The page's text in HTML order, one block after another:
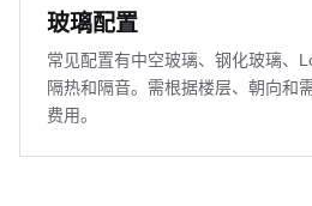
玻璃配置
常见配置有中空玻璃、钢化玻璃、
隔热和隔音。需根据楼层、朝向和
费用。